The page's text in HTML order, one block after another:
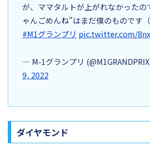
が、ママタルトが上がれなかったの
ゃんごめんね”はまだ僕のものです（
#M1グランプリ pic.twitter.com/
— M-1グランプリ
9, 2022
ダイヤモンド